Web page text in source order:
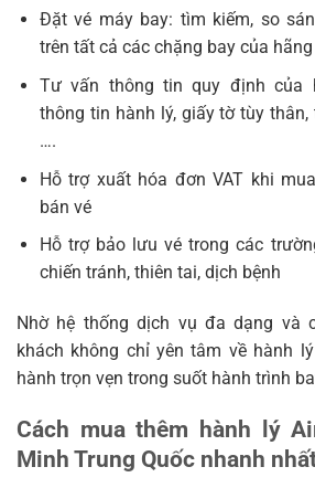
Đặt vé máy bay: tìm kiếm, so
trên tất cả các chặng bay của
Tư vấn thông tin quy định của
thông tin hành lý, giấy tờ tùy
….
Hỗ trợ xuất hóa đơn VAT khi
bán vé
Hỗ trợ bảo lưu vé trong các
chiến tránh, thiên tai, dịch bệnh
Nhờ hệ thống dịch vụ đa dạng và
khách không chỉ yên tâm về hành
hành trọn vẹn trong suốt hành trình
Cách mua thêm hành lý
Minh Trung Quốc nhanh